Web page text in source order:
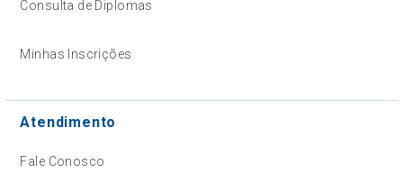
Consulta de Diplomas
Minhas Inscrições
Atendimento
Fale Conosco